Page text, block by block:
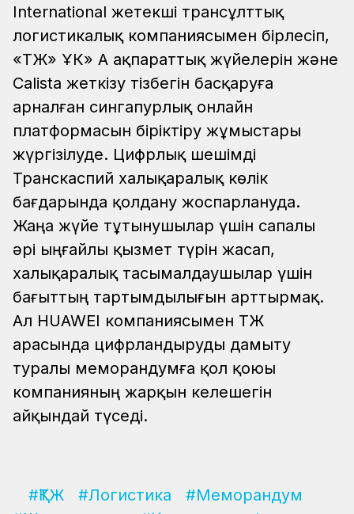
International жетекші трансұлттық
логистикалық компаниясымен бірлесіп,
«ҚТЖ» ҰК» АҚ ақпараттық жүйелерін және
Calista жеткізу тізбегін басқаруға
арналған сингапурлық онлайн
платформасын біріктіру жұмыстары
жүргізілуде. Цифрлық шешімді
Транскаспий халықаралық көлік
бағдарында қолдану жоспарлануда.
Жаңа жүйе тұтынушылар үшін сапалы
әрі ыңғайлы қызмет түрін жасап,
халықаралық тасымалдаушылар үшін
бағыттың тартымдылығын арттырмақ.
Ал HUAWEI компаниясымен ҚТЖ
арасында цифрландыруды дамыту
туралы меморандумға қол қоюы
компанияның жарқын келешегін
айқындай түседі.
#ҚТЖ #Логистика
#Меморандум